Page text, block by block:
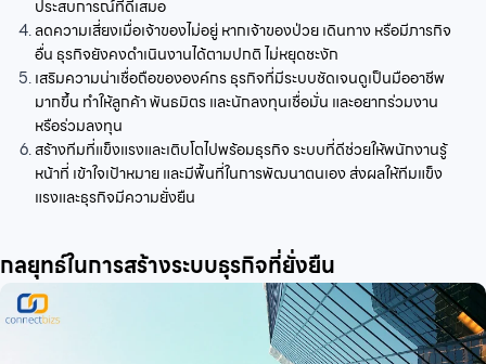
ประสบการณ์ที่ดีเสมอ
ลดความเสี่ยงเมื่อเจ้าของไม่อยู่ หากเจ้าของป่วย เดินทาง หรือมีภารกิจ
อื่น ธุรกิจยังคงดำเนินงานได้ตามปกติ ไม่หยุดชะงัก
เสริมความน่าเชื่อถือขององค์กร ธุรกิจที่มีระบบชัดเจนดูเป็นมืออาชีพ
มากขึ้น ทำให้ลูกค้า พันธมิตร และนักลงทุนเชื่อมั่น และอยากร่วมงาน
หรือร่วมลงทุน
สร้างทีมที่แข็งแรงและเติบโตไปพร้อมธุรกิจ ระบบที่ดีช่วยให้พนักงานรู้
หน้าที่ เข้าใจเป้าหมาย และมีพื้นที่ในการพัฒนาตนเอง ส่งผลให้ทีมแข็ง
แรงและธุรกิจมีความยั่งยืน
กลยุทธ์ในการสร้างระบบธุรกิจที่ยั่งยืน